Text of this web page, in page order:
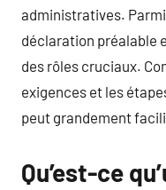
administratives.
déclaration préalable
des rôles cruciaux.
exigences et les
peut grandement
Qu’est-ce